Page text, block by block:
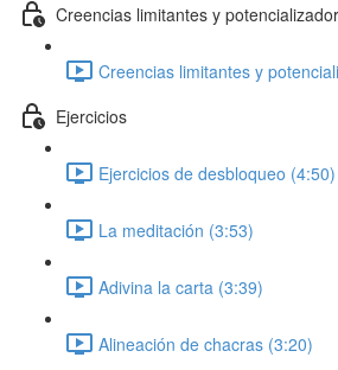
Creencias limitantes y
Creencias limitantes y
Ejercicios
Ejercicios de desbloqueo (4:50)
La meditación (3:53)
Adivina la carta (3:39)
Alineación de chacras (3:20)